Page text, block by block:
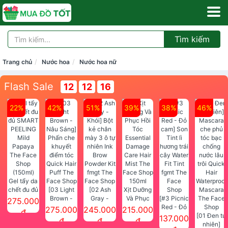
Tìm kiếm
Trang chủ Nước hoa Nước hoa nữ
Flash Sale 12 12 15
22%
Gel tẩy da
chết đu đủ
SMART
PEELING
275.000
đ
42%
[03 Light
Brown -
Nâu Sáng]
Phấn che
275.000
đ
51%
[02 Ash
Gray -
Khói] Bột
kẻ chân
245.000
đ
39%
Xịt Dưỡng
Và Phục
Hồi Tóc
Essential
215.000
đ
38%
[#3 Picnic
Red - Đỏ
cam] Son
137.000
46%
[01 Đen tự
nhiên]